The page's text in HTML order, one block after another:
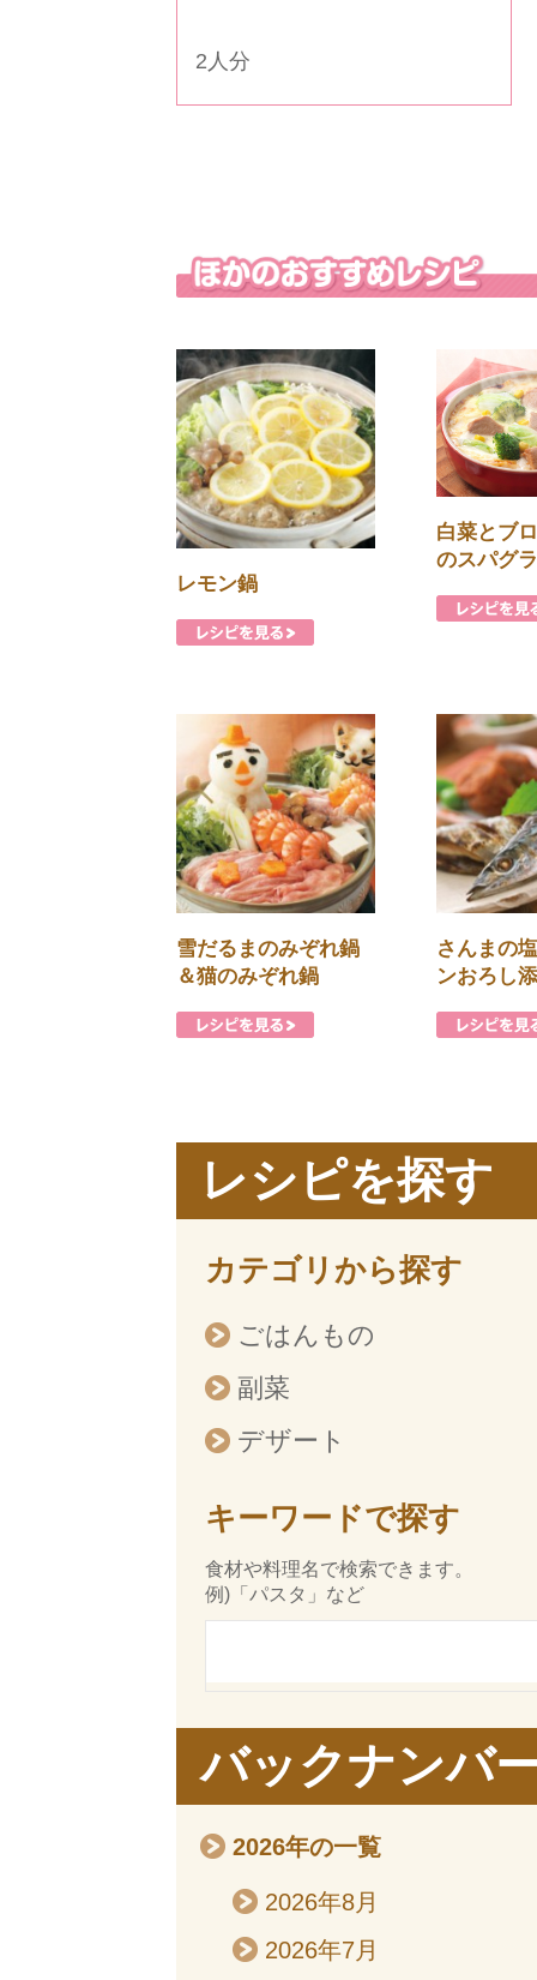
2人分
レモン鍋
白菜とブ
のスパグ
雪だるまのみぞれ鍋
＆猫のみぞれ鍋
さんまの
ンおろし
レシピを探す
カテゴリから探す
ごはんもの
副菜
デザート
キーワードで探す
食材や料理名で検索できます。
例)「パスタ」など
バックナンバ
2026年の一覧
2026年8月
2026年7月